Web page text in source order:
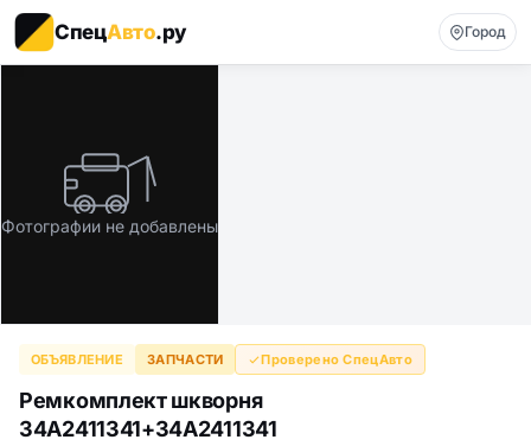
СпецАвто.ру Город
Фотографии не добавлены
ОБЪЯВЛЕНИЕ ЗАПЧАСТИ Проверено СпецАвто
Ремкомплект шкворня
34A2411341+34A2411341